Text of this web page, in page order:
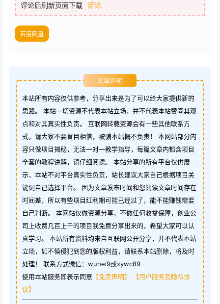
评论后刷新页面下载 评论
百度网盘
文章声明
本站所有内容仅供参考，分享出来是为了可以给大家提供新的
思路。 本站一切资源不代表本站立场，并不代表本站赞同其观
点和对其真实性负责。 互联网转载资源会有一些其他联系方
式，请大家不要盲目相信，被骗本站概不负责！ 本网站部分内
容只做项目揭秘，无法一对一教学指导，每篇文章内都含项目
全套的教程讲解，请仔细阅读。 本站分享的所有平台仅供展
示，本站不对平台真实性负责，站长建议大家自己根据项目关
键词自己选择平台。 因为文章发布时间和您阅读文章时间存在
时间差，所以有些项目红利期可能已经过了，能不能赚钱需要
自己判断。 本网站仅做资源分享，不做任何收益保障，创业公
司上收费几百上千的项目我免费分享出来的，希望大家可以认
真学习。 本站所有资料均来自互联网公开分享，并不代表本站
立场，如不慎侵犯到您的版权利益，请联系本站删除，将及时
处理！ 联系方式微信：wuhei9或xywc89
使用本站服务即表示同意 【免责声明】
【用户服务及隐私协
议】